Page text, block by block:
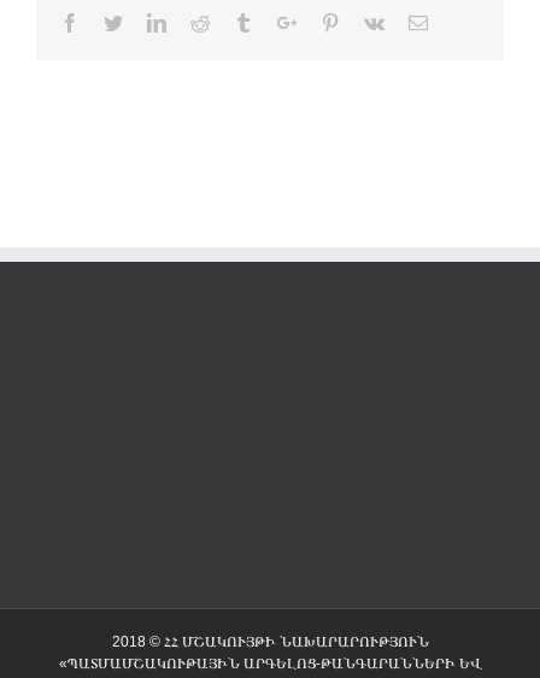
Facebook
TwitterLinkedinReddit TumblrGoogle+Pinterest
Vk Email
2018 © ՀՀ ՄՇԱԿՈՒՅԹԻ ՆԱԽԱՐԱՐՈՒԹՅՈՒՆ
«ՊԱՏՄԱՄՇԱԿՈՒԹԱՅԻՆ ԱՐԳԵԼՈՑ-ԹԱՆԳԱՐԱՆՆԵՐԻ ԵՎ